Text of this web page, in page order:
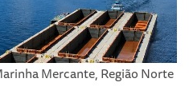
Mercante, Região Norte